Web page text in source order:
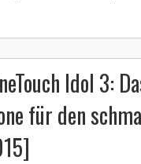
Idol 3:
für den